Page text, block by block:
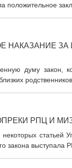
положительное
НАКАЗАНИЕ ЗА
думу закон,
РПЦ И
статьей
закона выступала